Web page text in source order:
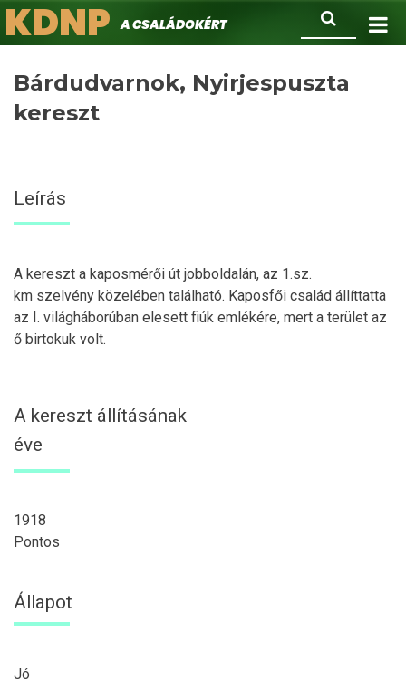
Ugrás
a
Keresés
KDNPA családokért.
Bárdudvarnok, Nyirjespuszta
kereszt
Leírás
A kereszt a kaposmérői út jobboldalán, az 1.sz.
km szelvény közelében található. Kaposfői család állíttatta
az I. világháborúban elesett fiúk emlékére, mert a terület az
ő birtokuk volt.
A kereszt állításának
éve
1918
Pontos
Állapot
Jó